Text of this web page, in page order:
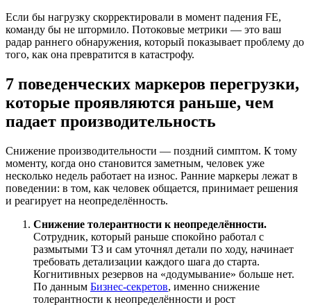
Если бы нагрузку скорректировали в момент падения FE,
команду бы не штормило. Потоковые метрики — это ваш
радар раннего обнаружения, который показывает проблему до
того, как она превратится в катастрофу.
7 поведенческих маркеров перегрузки,
которые проявляются раньше, чем
падает производительность
Снижение производительности — поздний симптом. К тому
моменту, когда оно становится заметным, человек уже
несколько недель работает на износ. Ранние маркеры лежат в
поведении: в том, как человек общается, принимает решения
и реагирует на неопределённость.
Снижение толерантности к неопределённости.
Сотрудник, который раньше спокойно работал с
размытыми ТЗ и сам уточнял детали по ходу, начинает
требовать детализации каждого шага до старта.
Когнитивных резервов на «додумывание» больше нет.
По данным Бизнес-секретов, именно снижение
толерантности к неопределённости и рост